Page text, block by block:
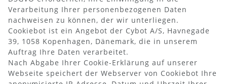
Verarbeitung Ihrer personenbezogenen Daten
nachweisen zu können, der wir unterliegen.
Cookiebot ist ein Angebot der Cybot A/S, Havnegade
39, 1058 Kopenhagen, Dänemark, die in unserem
Auftrag Ihre Daten verarbeitet.
Nach Abgabe Ihrer Cookie-Erklärung auf unserer
Webseite speichert der Webserver von Cookiebot Ihre